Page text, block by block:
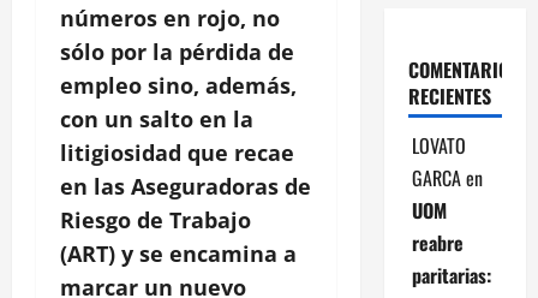
números en rojo, no
sólo por la pérdida de
empleo sino, además,
con un salto en la
litigiosidad que recae
en las Aseguradoras de
Riesgo de Trabajo
(ART) y se encamina a
marcar un nuevo
COMENTARIOS
RECIENTES
LOVATO
GARCAen
UOM
reabre
paritarias: